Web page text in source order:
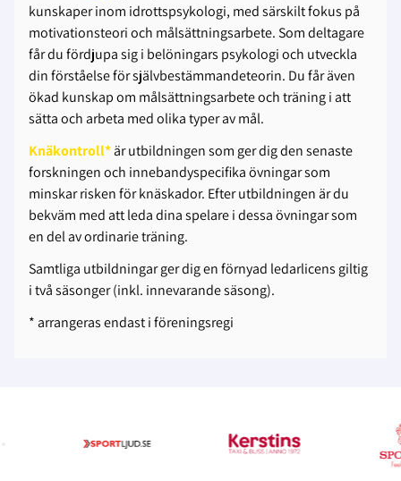
kunskaper inom idrottspsykologi, med särskilt fokus på
motivationsteori och målsättningsarbete. Som deltagare
får du fördjupa sig i belöningars psykologi och utveckla
din förståelse för självbestämmandeteorin. Du får även
ökad kunskap om målsättningsarbete och träning i att
sätta och arbeta med olika typer av mål.
Knäkontroll*är utbildningen som ger dig den senaste
forskningen och innebandyspecifika övningar som
minskar risken för knäskador. Efter utbildningen är du
bekväm med att leda dina spelare i dessa övningar som
en del av ordinarie träning.
Samtliga utbildningar ger dig en förnyad ledarlicens giltig
i två säsonger (inkl. innevarande säsong).
* arrangeras endast i föreningsregi